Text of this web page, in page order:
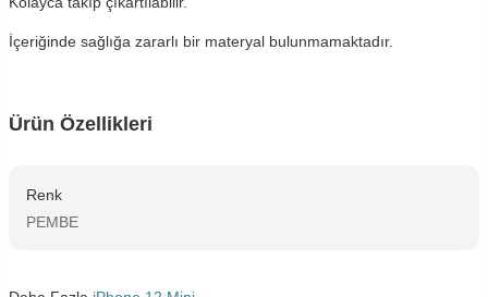
İçeriğinde sağlığa zararlı bir materyal bulunmamaktadır.
Ürün Özellikleri
Renk
PEMBE